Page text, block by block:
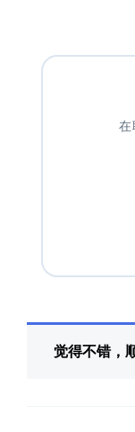
在
觉得不错，